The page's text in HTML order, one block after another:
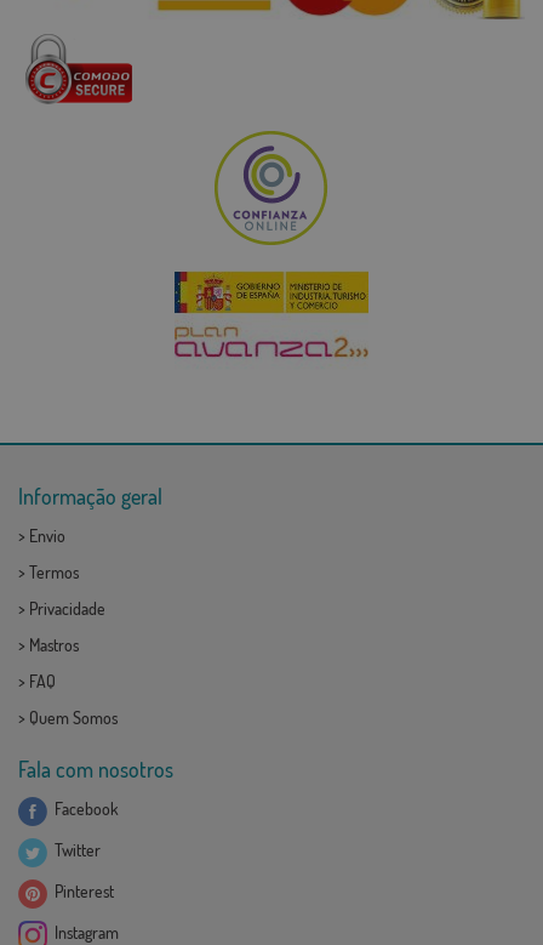
Informação geral
> Envio
> Termos
> Privacidade
> Mastros
> FAQ
> Quem Somos
Fala com nosotros
Facebook
Twitter
Pinterest
Instagram